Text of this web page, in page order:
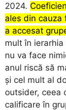
2024.
ales din cauza
a accesat
mult în
nu va face
anul riscă să
și cel mult al
outsider, ceea
calificare în